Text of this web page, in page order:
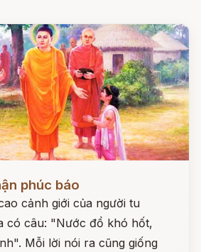
phúc báo
cảnh giới của người tu
có câu: "Nước đổ khó hốt,
Mỗi lời nói ra cũng giống